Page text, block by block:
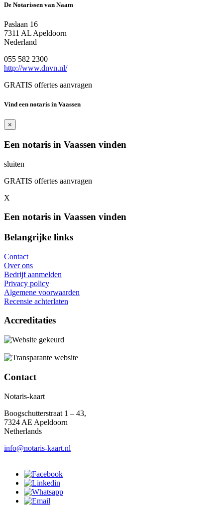
De Notarissen van Naam
Paslaan 16
7311 AL Apeldoorn
Nederland
055 582 2300
http://www.dnvn.nl/
GRATIS offertes aanvragen
Vind een notaris in Vaassen
×
Een notaris in Vaassen vinden
sluiten
GRATIS offertes aanvragen
X
Een notaris in Vaassen vinden
Belangrijke links
Contact
Over ons
Bedrijf aanmelden
Privacy policy
Algemene voorwaarden
Recensie achterlaten
Accreditaties
Contact
Notaris-kaart
Boogschutterstraat 1 – 43,
7324 AE Apeldoorn
Netherlands
info@notaris-kaart.nl